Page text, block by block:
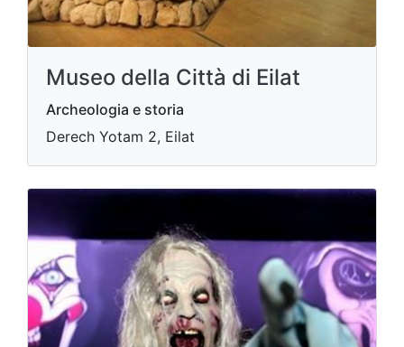
Museo della Città di Eilat
Archeologia e storia
Derech Yotam 2, Eilat